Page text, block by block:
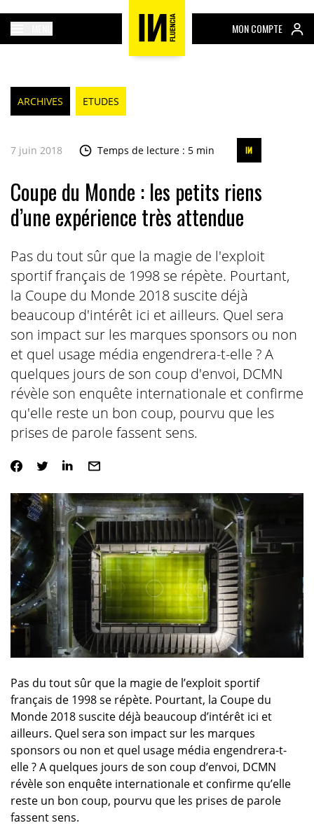
MON COMPTE
ARCHIVES ETUDES
7 juin 2018 Temps de lecture : 5 min
Coupe du Monde : les petits riens
d’une expérience très attendue
Pas du tout sûr que la magie de l'exploit
sportif français de 1998 se répète. Pourtant,
la Coupe du Monde 2018 suscite déjà
beaucoup d'intérêt ici et ailleurs. Quel sera
son impact sur les marques sponsors ou non
et quel usage média engendrera-t-elle ? A
quelques jours de son coup d'envoi, DCMN
révèle son enquête internationale et confirme
qu'elle reste un bon coup, pourvu que les
prises de parole fassent sens.
Pas du tout sûr que la magie de l’exploit sportif
français de 1998 se répète. Pourtant, la Coupe du
Monde 2018 suscite déjà beaucoup d’intérêt ici et
ailleurs. Quel sera son impact sur les marques
sponsors ou non et quel usage média engendrera-t-
elle ? A quelques jours de son coup d’envoi, DCMN
révèle son enquête internationale et confirme qu’elle
reste un bon coup, pourvu que les prises de parole
fassent sens.